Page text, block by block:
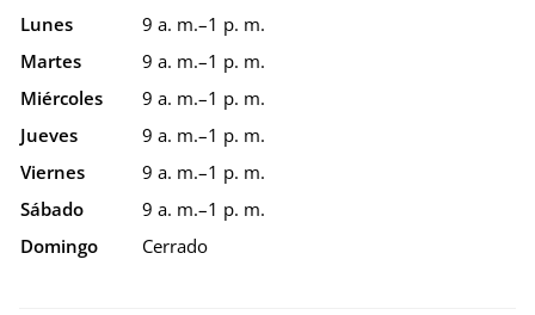
Lunes
9 a. m.–1 p. m.
Martes
9 a. m.–1 p. m.
Miércoles
9 a. m.–1 p. m.
Jueves
9 a. m.–1 p. m.
Viernes
9 a. m.–1 p. m.
Sábado
9 a. m.–1 p. m.
Domingo
Cerrado